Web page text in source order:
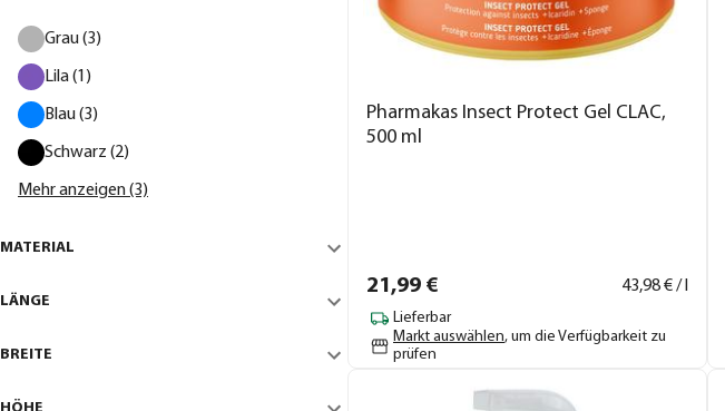
Grau (3)
Lila (1)
Blau (3)
Schwarz (2)
Mehr anzeigen (3)
MATERIAL
LÄNGE
BREITE
Pharmakas Insect Protect Gel CLAC,
500 ml
21,99 € 43,98€ / l
Lieferbar
Markt auswählen, um die Verfügbarkeit zu
prüfen